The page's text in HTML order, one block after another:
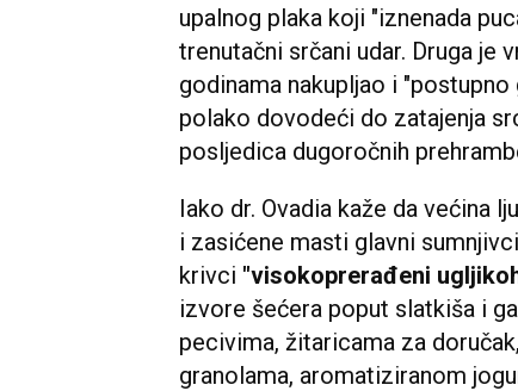
upalnog plaka koji "iznenada
trenutačni srčani udar. Druga je
godinama nakupljao i
polako dovodeći do zatajenja
posljedica dugoročnih
Iako dr. Ovadia kaže da većina
i zasićene masti glavni
krivci "visokoprerađeni
izvore šećera poput slatkiša i
pecivima, žitaricama za
granolama, aromatiziranom